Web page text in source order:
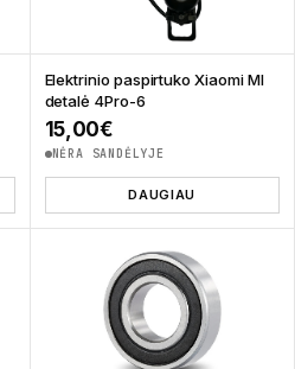
Elektrinio paspirtuko Xiaomi MI
detalė 4Pro-6
15,00€
NĖRA SANDĖLYJE
DAUGIAU